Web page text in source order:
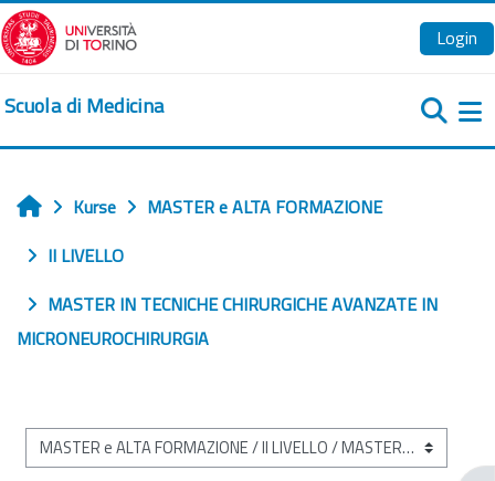
Zum Hauptinhalt
Login
Scuola di Medicina
Startseite
Kurse
MASTER e ALTA FORMAZIONE
II LIVELLO
MASTER IN TECNICHE CHIRURGICHE AVANZATE IN
MICRONEUROCHIRURGIA
Kursbereiche